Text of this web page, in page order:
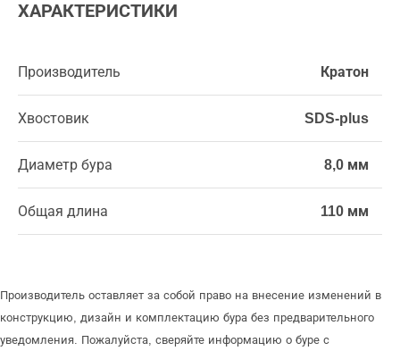
ХАРАКТЕРИСТИКИ
Производитель Кратон
Хвостовик SDS-plus
Диаметр бура 8,0 мм
Общая длина 110 мм
Производитель оставляет за собой право на внесение изменений в
конструкцию, дизайн и комплектацию бура без предварительного
уведомления. Пожалуйста, сверяйте информацию о буре с